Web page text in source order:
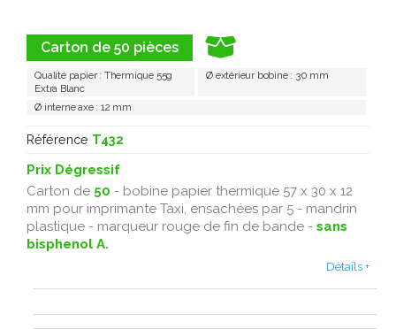
Carton de 50 pièces
Qualité papier : Thermique 55g
Extra Blanc
Ø extérieur bobine : 30 mm
Ø interne axe : 12 mm
Référence T432
Prix Dégressif
Carton de 50 - bobine papier thermique 57 x 30 x 12
mm pour imprimante Taxi, ensachées par 5 - mandrin
plastique - marqueur rouge de fin de bande - sans
bisphenol A.
Détails +